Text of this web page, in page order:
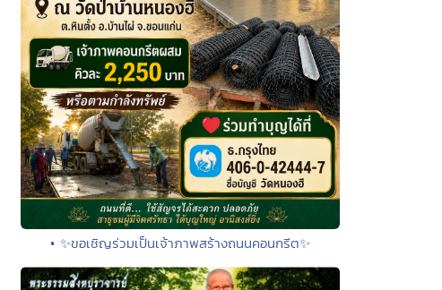
• ✨ขอเชิญร่วมเป็นเจ้าภาพสร้างถนนคอนกรีต✨